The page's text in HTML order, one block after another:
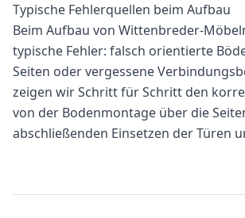
Typische Fehlerquellen beim Aufbau
Beim Aufbau von Wittenbreder-
typische Fehler: falsch orientierte
Seiten oder vergessene
zeigen wir Schritt für Schritt den
von der Bodenmontage über die
abschließenden Einsetzen der Türen